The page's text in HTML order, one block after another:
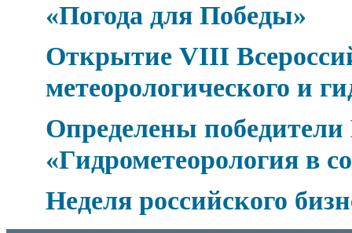
«Погода для Победы»
Открытие VIII
метеорологического и
Определены победители
«Гидрометеорология в
Неделя российского